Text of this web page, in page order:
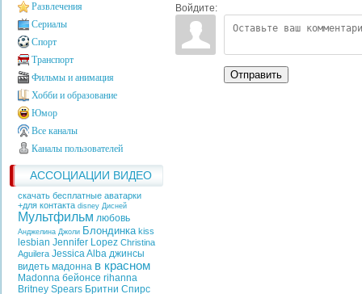
Развлечения
Сериалы
Спорт
Транспорт
Фильмы и анимация
Хобби и образование
Юмор
Все каналы
Каналы пользователей
АССОЦИАЦИИ ВИДЕО
скачать бесплатные аватарки
+для контакта disney Дисней
Мультфильм любовь
Анджелина Джоли Блондинка kiss
lesbian Jennifer Lopez Christina
Aguilera Jessica Alba джинсы
видеть мадонна в красном
Madonna бейонсе rihanna
Britney Spears Бритни Спирс
Войдите:
Отправить